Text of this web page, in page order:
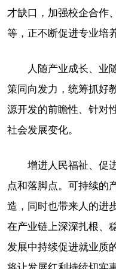
才缺口，加强校企合作
等，正不断促进专业培
人随产业成长、业
策同向发力，统筹抓好
源开发的前瞻性、针对
社会发展变化。
增进人民福祉、促
点和落脚点。可持续的
造，同时也带来人的进
在产业链上深深扎根、
发展中持续促进就业质